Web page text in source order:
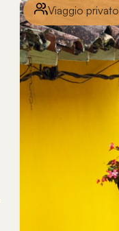
Viaggio privato